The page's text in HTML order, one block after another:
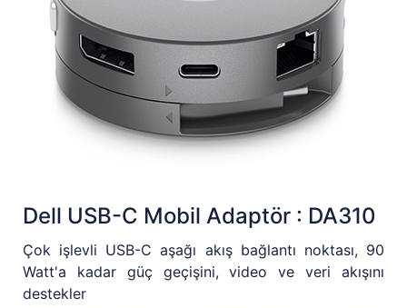
Dell USB-C Mobil Adaptör : DA310
Çok işlevli USB-C aşağı akış bağlantı noktası, 90
Watt'a kadar güç geçişini, video ve veri akışını
destekler